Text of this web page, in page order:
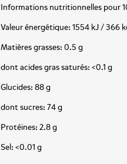
Informations nutritionnelles pour
Valeur énergétique: 1554 kJ / 366
Matières grasses: 0.5 g
dont acides gras saturés: <0.1 g
Glucides: 88 g
dont sucres: 74 g
Protéines: 2.8 g
Sel: <0.01 g